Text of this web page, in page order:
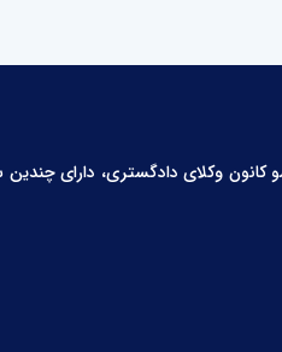
وکلای دادگستری، دارای چندین